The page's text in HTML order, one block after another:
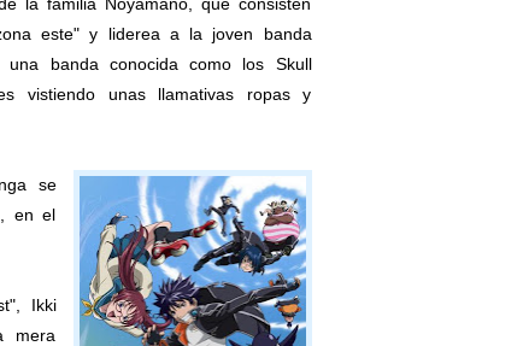
este" y liderea a la joven banda
banda conocida como los Skull
vistiendo unas llamativas ropas y
se
en el
Ikki
mera